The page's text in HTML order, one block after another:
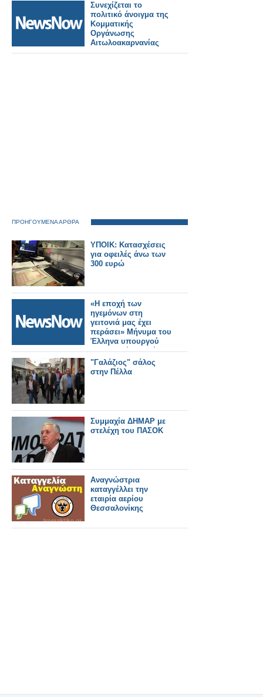
Συνεχίζεται το
πολιτικό άνοιγμα της
Κομματικής
Οργάνωσης
Αιτωλοακαρνανίας
τους ΚΚΕ και τις
ΠΡΟΗΓΟΥΜΕΝΑ ΑΡΘΡΑ
ΥΠΟΙΚ: Κατασχέσεις
για οφειλές άνω των
300 ευρώ
«Η εποχή των
ηγεμόνων στη
γειτονιά μας έχει
περάσει» Μήνυμα του
Έλληνα υπουργού
Εξωτερικών, Σταύρου
Δήμα προς την
Τουρκία
"Γαλάζιος" σάλος
στην Πέλλα
Συμμαχία ΔΗΜΑΡ με
στελέχη του ΠΑΣΟΚ
Αναγνώστρια
καταγγέλλει την
εταιρία αερίου
Θεσσαλονίκης